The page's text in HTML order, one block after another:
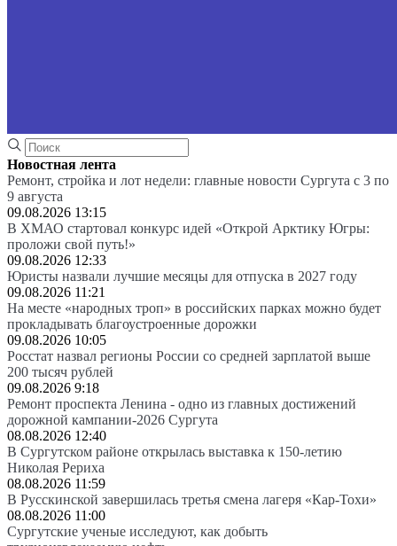
Новостная лента
Ремонт, стройка и лот недели: главные новости Сургута с 3 по
9 августа
09.08.2026 13:15
В ХМАО стартовал конкурс идей «Открой Арктику Югры:
проложи свой путь!»
09.08.2026 12:33
Юристы назвали лучшие месяцы для отпуска в 2027 году
09.08.2026 11:21
На месте «народных троп» в российских парках можно будет
прокладывать благоустроенные дорожки
09.08.2026 10:05
Росстат назвал регионы России со средней зарплатой выше
200 тысяч рублей
09.08.2026 9:18
Ремонт проспекта Ленина - одно из главных достижений
дорожной кампании-2026 Сургута
08.08.2026 12:40
В Сургутском районе открылась выставка к 150-летию
Николая Рериха
08.08.2026 11:59
В Русскинской завершилась третья смена лагеря «Кар-Тохи»
08.08.2026 11:00
Сургутские ученые исследуют, как добыть